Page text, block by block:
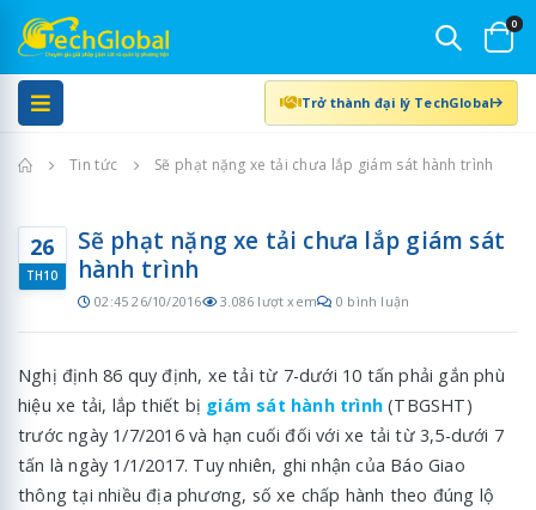
0
Trở thành đại lý TechGlobal
Trang chủ
Tin tức Sẽ phạt nặng xe tải chưa lắp giám sát hành trình
26
TH10
Sẽ phạt nặng xe tải chưa lắp giám sát
hành trình
02:45 26/10/2016 3.086 lượt xem 0 bình luận
Nghị định 86 quy định, xe tải từ 7-dưới 10 tấn phải gắn phù
hiệu xe tải, lắp thiết bị giám sát hành trình (TBGSHT)
trước ngày 1/7/2016 và hạn cuối đối với xe tải từ 3,5-dưới 7
tấn là ngày 1/1/2017. Tuy nhiên, ghi nhận của Báo Giao
thông tại nhiều địa phương, số xe chấp hành theo đúng lộ